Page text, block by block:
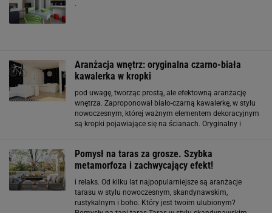
.
Aranżacja wnętrz: oryginalna czarno-biała
kawalerka w kropki
pod uwagę, tworząc prostą, ale efektowną aranżację
wnętrza. Zaproponował biało-czarną kawalerkę, w stylu
nowoczesnym, której ważnym elementem dekoracyjnym
są kropki pojawiające się na ścianach. Oryginalny i
starszym
Pomysł na taras za grosze. Szybka
metamorfoza i zachwycający efekt!
i relaks. Od kilku lat najpopularniejsze są aranżacje
tarasu w stylu nowoczesnym, skandynawskim,
rustykalnym i boho. Który jest twoim ulubionym?